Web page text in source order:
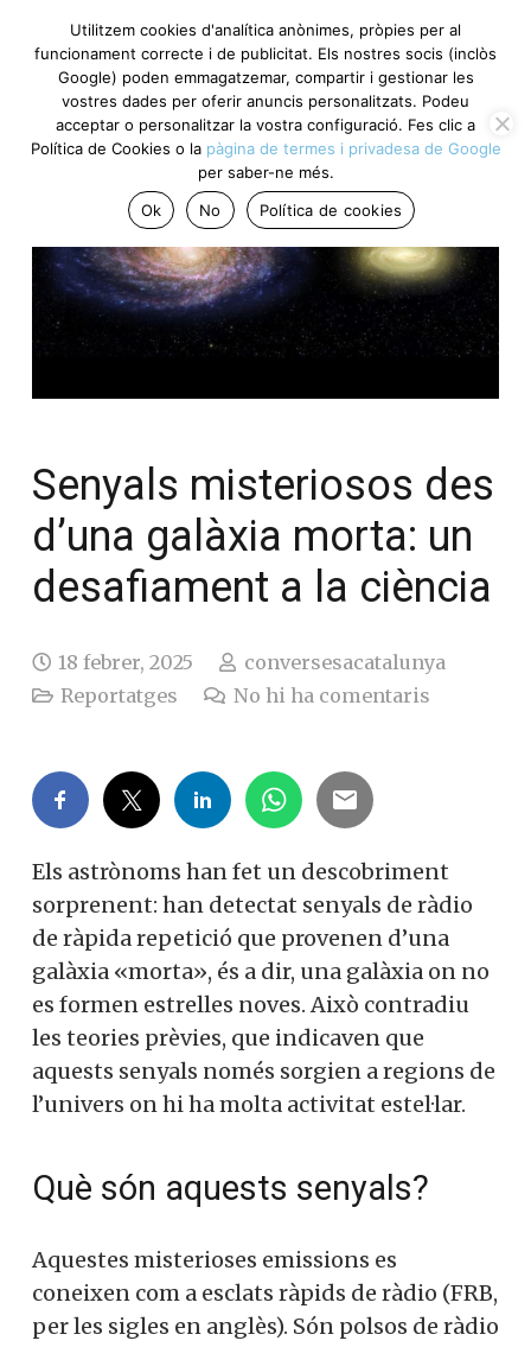
Senyals misteriosos des
d’una galàxia morta: un
desafiament a la ciència
18 febrer, 2025
conversesacatalunya
Reportatges
No hi ha comentaris
Els astrònoms han fet un descobriment
sorprenent: han detectat senyals de ràdio
de ràpida repetició que provenen d’una
galàxia «morta», és a dir, una galàxia on no
es formen estrelles noves. Això contradiu
les teories prèvies, que indicaven que
aquests senyals només sorgien a regions de
l’univers on hi ha molta activitat estel·lar.
Què són aquests senyals?
Aquestes misterioses emissions es
coneixen com a esclats ràpids de ràdio (FRB,
per les sigles en anglès). Són polsos de ràdio
Utilitzem cookies d'analítica anònimes, pròpies per al
funcionament correcte i de publicitat. Els nostres socis (inclòs
Google) poden emmagatzemar, compartir i gestionar les
vostres dades per oferir anuncis personalitzats. Podeu
acceptar o personalitzar la vostra configuració. Fes clic a
Política de Cookies o la pàgina de termes i privadesa de Google
per saber-ne més.
Ok
No Política de cookies